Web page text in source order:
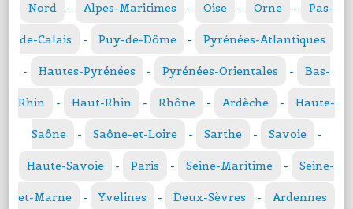
Nord - Alpes-Maritimes - Oise - Orne - Pas-
de-Calais - Puy-de-Dôme - Pyrénées-Atlantiques
- Hautes-Pyrénées - Pyrénées-Orientales - Bas-
Rhin - Haut-Rhin - Rhône - Ardèche - Haute-
Saône - Saône-et-Loire - Sarthe - Savoie -
Haute-Savoie - Paris - Seine-Maritime - Seine-
et-Marne - Yvelines - Deux-Sèvres - Ardennes